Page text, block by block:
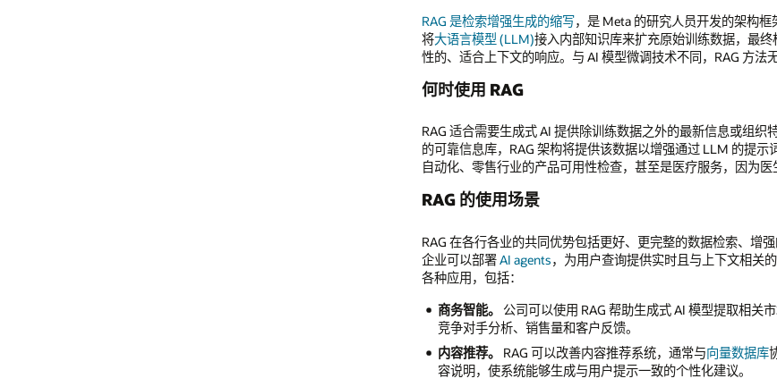
RAG 是检索增强生成的缩写，是 Meta 的研究人员开发的架构
将大语言模型 (LLM)接入内部知识库来扩充原始训练数据，最
性的、适合上下文的响应。与 AI 模型微调技术不同，RAG 方法
何时使用 RAG
RAG 适合需要生成式 AI 提供除训练数据之外的最新信息或组
的可靠信息库，RAG 架构将提供该数据以增强通过 LLM 的提
自动化、零售行业的产品可用性检查，甚至是医疗服务，因为
RAG 的使用场景
RAG 在各行各业的共同优势包括更好、更完整的数据检索、增
企业可以部署AI agents，为用户查询提供实时且与上下文相关
各种应用，包括：
商务智能。
公司可以使用 RAG 帮助生成式 AI 模型提取相关
竞争对手分析、销售量和客户反馈。
内容推荐。
RAG 可以改善内容推荐系统，通常与向量数据库
容说明，使系统能够生成与用户提示一致的个性化建议。